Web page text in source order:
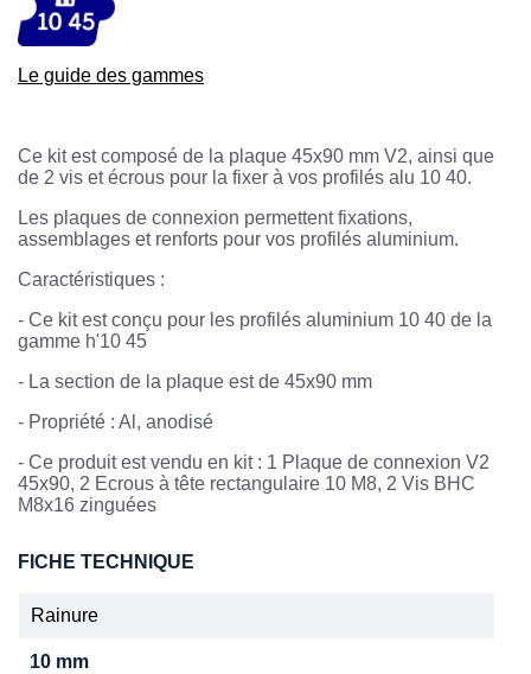
Le guide des gammes
Ce kit est composé de la plaque 45x90 mm V2, ainsi que
de 2 vis et écrous pour la fixer à vos profilés alu 10 40.
Les plaques de connexion permettent fixations,
assemblages et renforts pour vos profilés aluminium.
Caractéristiques :
- Ce kit est conçu pour les profilés aluminium 10 40 de la
gamme h'10 45
- La section de la plaque est de 45x90 mm
- Propriété : Al, anodisé
- Ce produit est vendu en kit : 1 Plaque de connexion V2
45x90, 2 Ecrous à tête rectangulaire 10 M8, 2 Vis BHC
M8x16 zinguées
FICHE TECHNIQUE
Rainure
10 mm